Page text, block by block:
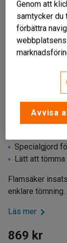
Specialgjord
Lätt att tömma
Flamsäker
enklare tömning.
Läs mer
869 kr
Genom att
samtycker du
förbättra
Avvisa